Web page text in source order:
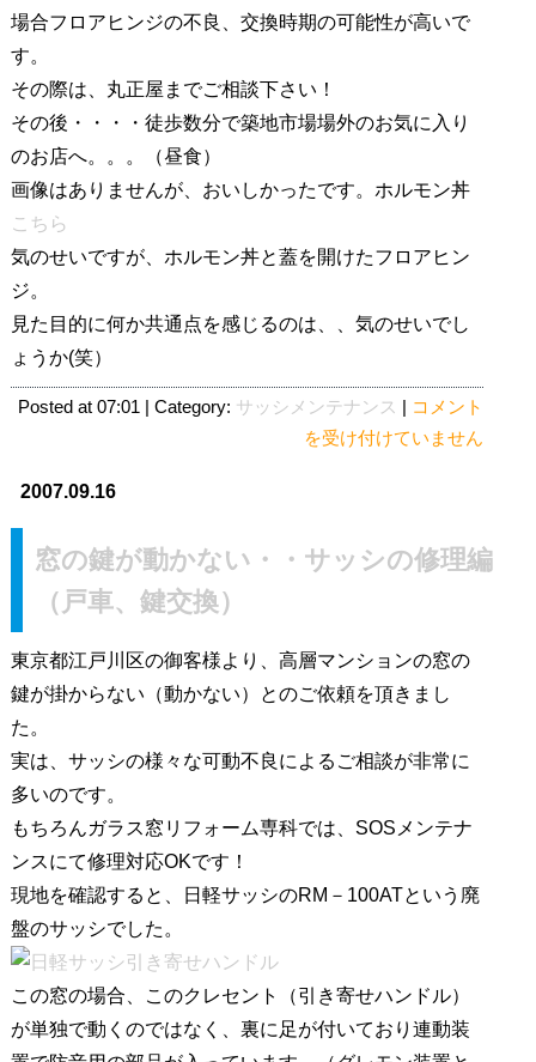
場合フロアヒンジの不良、交換時期の可能性が高いで
す。
その際は、丸正屋までご相談下さい！
その後・・・・徒歩数分で築地市場場外のお気に入り
のお店へ。。。（昼食）
画像はありませんが、おいしかったです。ホルモン丼
こちら
気のせいですが、ホルモン丼と蓋を開けたフロアヒン
ジ。
見た目的に何か共通点を感じるのは、、気のせいでし
ょうか(笑）
Posted at 07:01 | Category: サッシメンテナンス
ニ
ュ
ー
W
S
A
ロ
ヒ
交
換
コメント
を受け付けていません
2007.09.16
窓の鍵が動かない・・サッシの修理編
（戸車、鍵交換）
東京都江戸川区の御客様より、高層マンションの窓の
鍵が掛からない（動かない）とのご依頼を頂きまし
た。
実は、サッシの様々な可動不良によるご相談が非常に
多いのです。
もちろんガラス窓リフォーム専科では、SOSメンテナ
ンスにて修理対応OKです！
現地を確認すると、日軽サッシのRM－100ATという廃
盤のサッシでした。
この窓の場合、このクレセント（引き寄せハンドル）
が単独で動くのではなく、裏に足が付いており連動装